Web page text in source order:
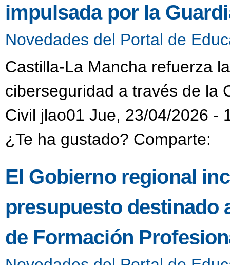
impulsada por la
Novedades del Portal de
Castilla-La Mancha refuerza
ciberseguridad a través de la
Civil jlao01 Jue, 23/04/2026 -
¿Te ha gustado? Comparte:
El Gobierno regional
presupuesto destinado
de Formación